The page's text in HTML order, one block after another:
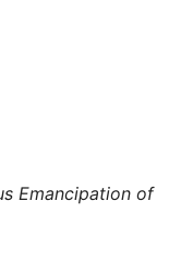
Emancipation of